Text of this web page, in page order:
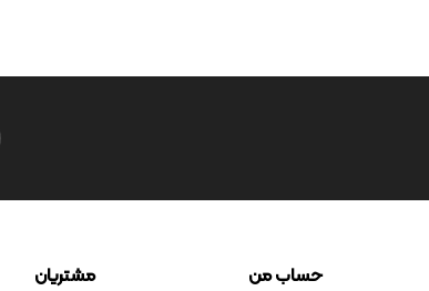
حساب من مشتریان